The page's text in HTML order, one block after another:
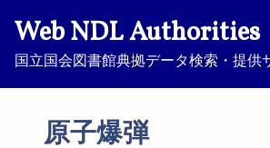
Web NDL Authorities
国立国会図書館典拠データ検索・提供
原子爆弾